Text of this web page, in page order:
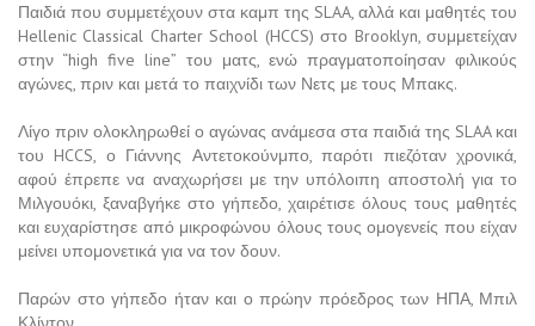
Παιδιά που συμμετέχουν στα καμπ της SLAA, αλλά και μαθητές του
Hellenic Classical Charter School (HCCS) στο Brooklyn, συμμετείχαν
στην “high five line” του ματς, ενώ πραγματοποίησαν φιλικούς
αγώνες, πριν και μετά το παιχνίδι των Νετς με τους Μπακς.
Λίγο πριν ολοκληρωθεί ο αγώνας ανάμεσα στα παιδιά της SLAA και
του HCCS, ο Γιάννης Αντετοκούνμπο, παρότι πιεζόταν χρονικά,
αφού έπρεπε να αναχωρήσει με την υπόλοιπη αποστολή για το
Μιλγουόκι, ξαναβγήκε στο γήπεδο, χαιρέτισε όλους τους μαθητές
και ευχαρίστησε από μικροφώνου όλους τους ομογενείς που είχαν
μείνει υπομονετικά για να τον δουν.
Παρών στο γήπεδο ήταν και ο πρώην πρόεδρος των ΗΠΑ, Μπιλ